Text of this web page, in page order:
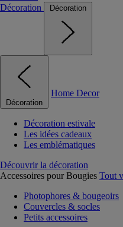
Décoration
Décoration
Décoration
Home Decor
Décoration estivale
Les idées cadeaux
Les emblématiques
Découvrir la décoration
Accessoires pour Bougies Tout
Photophores & bougeoirs
Couvercles & socles
Petits accessoires